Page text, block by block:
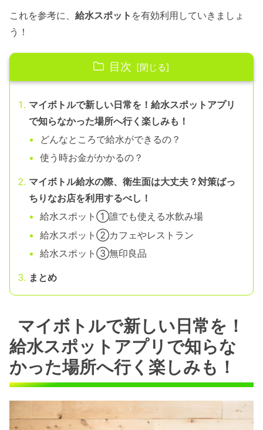
これを参考に、 給水スポット を有効利用していきましょ
う！
目次
マイボトルで新しい日常を！給水スポットアプリ
で知らなかった場所へ行く楽しみも！
どんなところで給水ができるの？
使う時お金がかかるの？
マイボトル給水の際、衛生面は大丈夫？対策ばっ
ちりなお店を利用するべし！
給水スポット①誰でも使える水飲み場
給水スポット②カフェやレストラン
給水スポット③無印良品
まとめ
マイボトルで新しい日常を！
給水スポットアプリで知らな
かった場所へ行く楽しみも！